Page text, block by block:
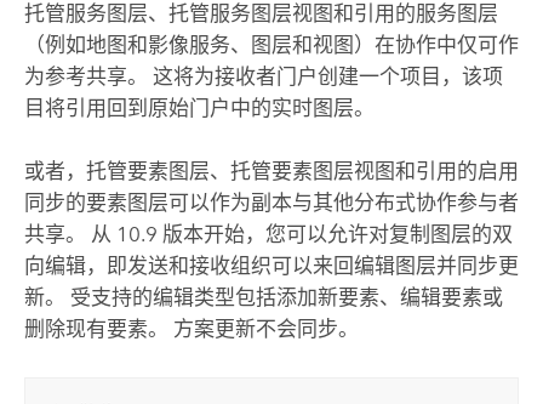
托管服务图层、托管服务图层视图和引用的服务图层
（例如地图和影像服务、图层和视图）在协作中仅可作
为参考共享。 这将为接收者门户创建一个项目，该项
目将引用回到原始门户中的实时图层。
或者，托管要素图层、托管要素图层视图和引用的启用
同步的要素图层可以作为副本与其他分布式协作参与者
共享。 从 10.9 版本开始，您可以允许对复制图层的双
向编辑，即发送和接收组织可以来回编辑图层并同步更
新。 受支持的编辑类型包括添加新要素、编辑要素或
删除现有要素。 方案更新不会同步。